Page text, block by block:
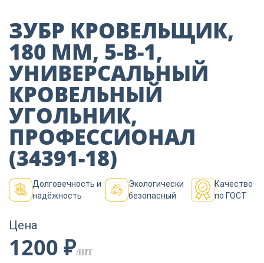
Декор
Изоляция
Инструменты
Продукция из
дерева
Строительство
ЗУБР КРОВЕЛЬЩИК,
180 ММ, 5-В-1,
УНИВЕРСАЛЬНЫЙ
КРОВЕЛЬНЫЙ
УГОЛЬНИК,
ПРОФЕССИОНАЛ
(34391-18)
Долговечность и
надёжность
Экологически
безопасный
Качество
по ГОСТ
Цена
1200 ₽/ШТ